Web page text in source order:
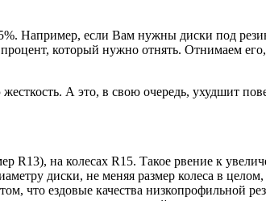
Например, если Вам нужны диски под
который нужно отнять. Отнимаем
А это, в свою очередь, ухудшит
на колесах R15. Такое рвение к
диски, не меняя размер колеса в
что ездовые качества низкопрофильной